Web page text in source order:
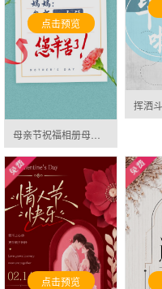
点击预览
点击预览